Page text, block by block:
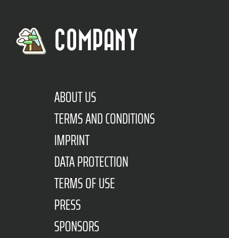
COMPANY
ABOUT US
TERMS AND CONDITIONS
IMPRINT
DATA PROTECTION
TERMS OF USE
PRESS
SPONSORS